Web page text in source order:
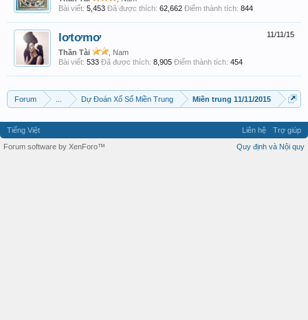
Bài viết: 5,453 Đã được thích: 62,662 Điểm thành tích: 844
11/11/15
lơtơmơ
Thần Tài
, Nam
Bài viết: 533 Đã được thích: 8,905 Điểm thành tích: 454
Forum Dự Đoán Xổ Số Miền Trung Miền trung 11/11/2015
Tiếng Việt Liên hệ
Trợ giúp
Quy định và Nội quy
Forum software by XenForo™